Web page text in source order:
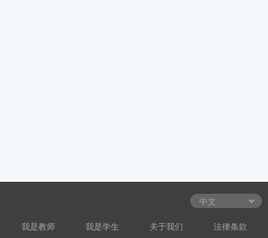
我是教师 我是学生 关于我们
法律条款